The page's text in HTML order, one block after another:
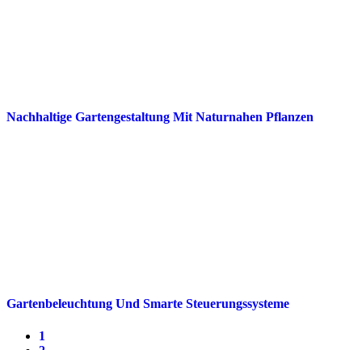
Nachhaltige Gartengestaltung Mit Naturnahen Pflanzen
Gartenbeleuchtung Und Smarte Steuerungssysteme
1